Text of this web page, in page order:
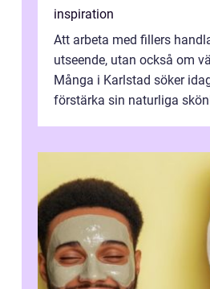
inspiration
Att arbeta med fillers
utseende, utan också om
Många i Karlstad söker
förstärka sin naturliga